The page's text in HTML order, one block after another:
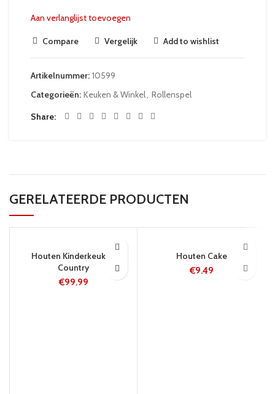
Aan verlanglijst toevoegen
Compare Vergelijk Add to wishlist
Artikelnummer: 10599
Categorieën: Keuken & Winkel Rollenspel
Share
GERELATEERDE PRODUCTEN
Houten Kinderkeuken
Country
€99.99
Houten Cake
€9.49